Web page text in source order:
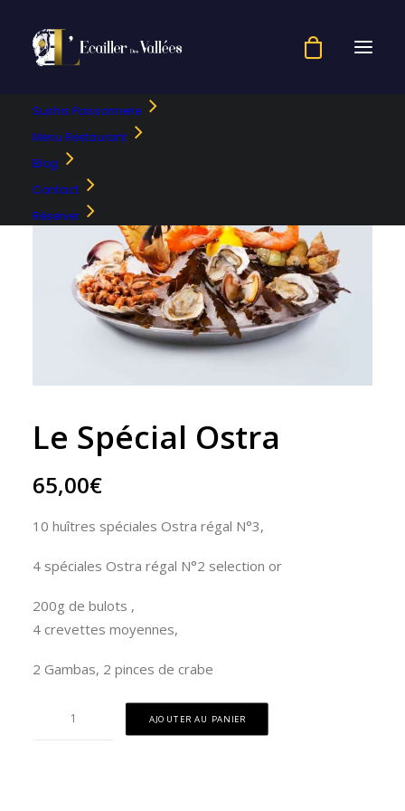
Sushis Poissonnerie
Menu Restaurant
Blog
Contact
Réserver
Le Spécial Ostra
65,00€
10 huîtres spéciales Ostra régal N°3,
4 spéciales Ostra régal N°2 selection or
200g de bulots ,
4 crevettes moyennes,
2 Gambas, 2 pinces de crabe
AJOUTER AU PANIER